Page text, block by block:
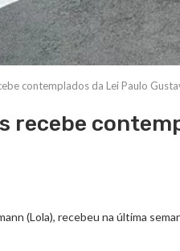
contemplados da Lei Paulo
recebe
(Lola), recebeu na última